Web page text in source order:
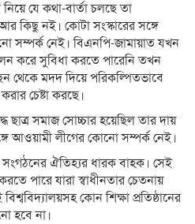
যে কথা-বার্তা চলছে তা
কিছু নই। কোটা সংস্কারের সঙ্গে
সম্পর্ক নেই। বিএনপি-জামায়াত যখন
করে সুবিধা করতে পারেনি তখন
থেকে মদদ দিয়ে পরিকল্পিতভাবে
চেষ্টা করছে।
ছাত্র সমাজ সোচ্চার হয়েছিল তার দায়
আওয়ামী লীগের কোনো সম্পর্ক নেই।
সংগঠনের ঐতিহ্যর ধারক বাহক। সেই
পারে যারা স্বাধীনতার চেতনায়
বিশ্ববিদ্যালয়সহ কোন শিক্ষা প্রতিষ্ঠানের
হবে না।